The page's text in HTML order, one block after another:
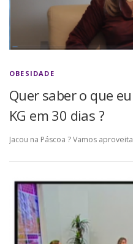
OBESIDADE
Quer saber o que
KG em 30 dias ?
Jacou na Páscoa ? Vamos